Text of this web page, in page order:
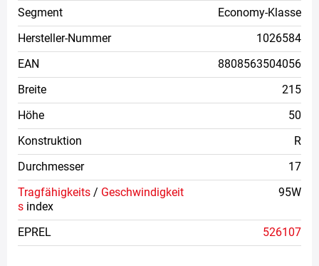
Segment
Economy-Klasse
Hersteller-Nummer
1026584
EAN
8808563504056
Breite
215
Höhe
50
Konstruktion
R
Durchmesser
17
Tragfähigkeits / Geschwindigkeit
s index
95W
EPREL 526107